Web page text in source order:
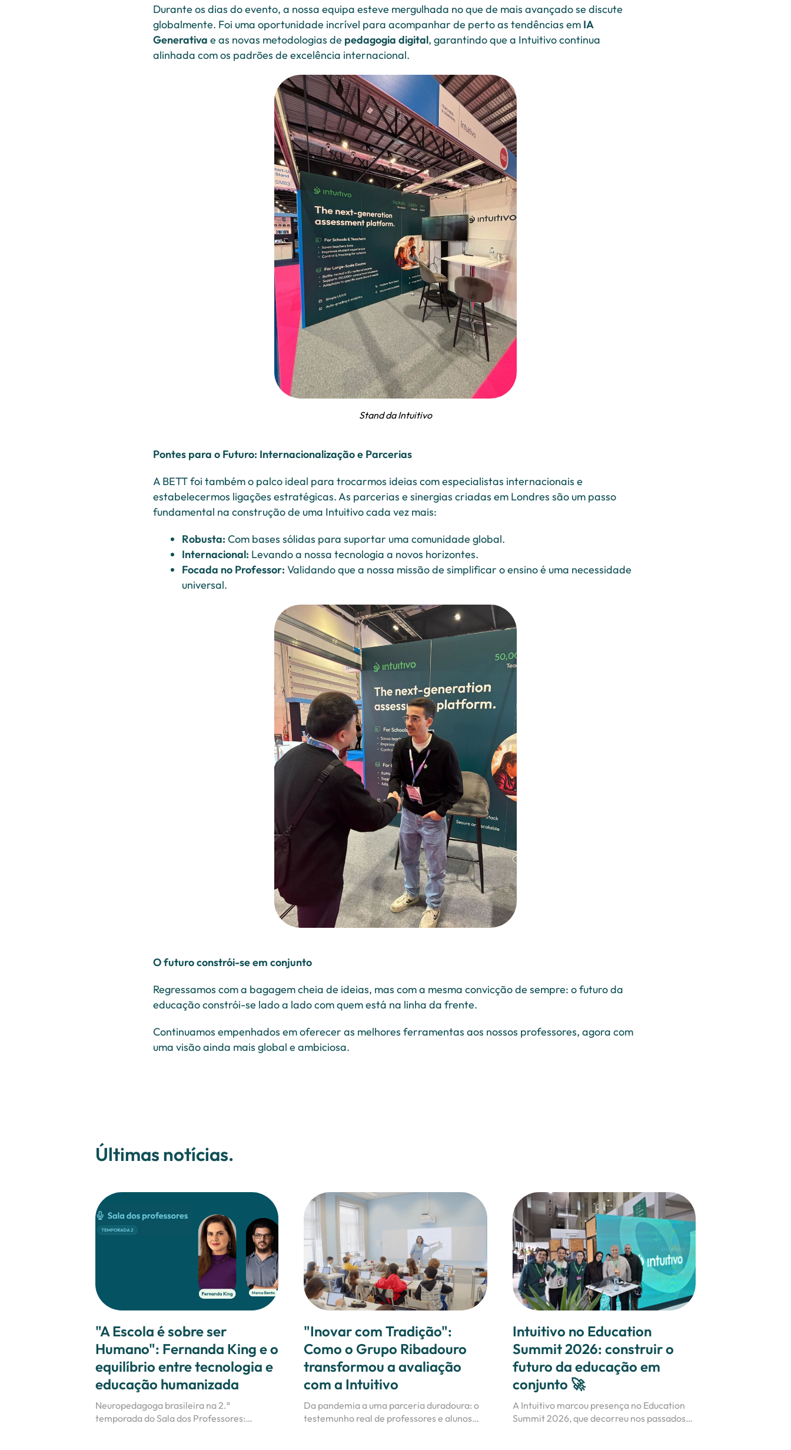
Durante os dias do evento, a nossa equipa esteve mergulhada no que de mais avançado se discute
globalmente. Foi uma oportunidade incrível para acompanhar de perto as tendências em IA
Generativa e as novas metodologias de pedagogia digital, garantindo que a Intuitivo continua
alinhada com os padrões de excelência internacional.
Stand da Intuitivo
Pontes para o Futuro: Internacionalização e Parcerias
A BETT foi também o palco ideal para trocarmos ideias com especialistas internacionais e
estabelecermos ligações estratégicas. As parcerias e sinergias criadas em Londres são um passo
fundamental na construção de uma Intuitivo cada vez mais:
Robusta: Com bases sólidas para suportar uma comunidade global.
Internacional: Levando a nossa tecnologia a novos horizontes.
Focada no Professor: Validando que a nossa missão de simplificar o ensino é uma necessidade
universal.
O futuro constrói-se em conjunto
Regressamos com a bagagem cheia de ideias, mas com a mesma convicção de sempre: o futuro da
educação constrói-se lado a lado com quem está na linha da frente.
Continuamos empenhados em oferecer as melhores ferramentas aos nossos professores, agora com
uma visão ainda mais global e ambiciosa.
Últimas notícias.
"A Escola é sobre ser
Humano": Fernanda King e o
equilíbrio entre tecnologia e
educação humanizada
Neuropedagoga brasileira na 2.ª
temporada do Sala dos Professores:
"Inovar com Tradição":
Como o Grupo Ribadouro
transformou a avaliação
com a Intuitivo
Da pandemia a uma parceria duradoura: o
testemunho real de professores e alunos
Intuitivo no Education
Summit 2026: construir o
futuro da educação em
conjunto 🚀
A Intuitivo marcou presença no Education
Summit 2026, que decorreu nos passados